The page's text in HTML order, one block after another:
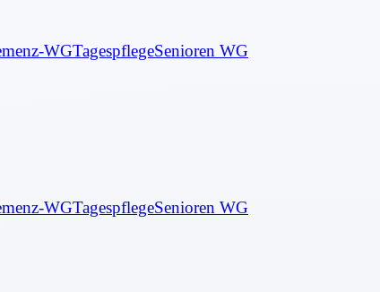
WGTagespflegeSenioren WG
WGTagespflegeSenioren WG